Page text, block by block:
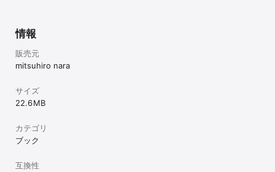
情報
販売元
mitsuhiro nara
サイズ
22.6 MB
カテゴリ
ブック
互換性